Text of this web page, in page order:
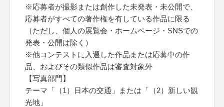
※応募者が撮影または創作した未発表・未公開で、
応募者がすべての著作権を有している作品に限る
（ただし、個人の展覧会・ホームページ・SNSでの
発表・公開は除く）
※他コンテストに入選した作品または応募中の作
品、およびその類似作品は審査対象外
【写真部門】
テーマ「（1）日本の交通」または「（2）新しい観
光地」